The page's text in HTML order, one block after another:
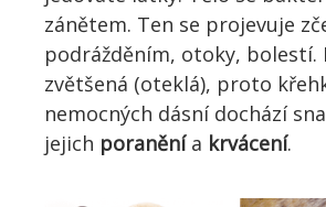
zánětem. Ten se projevuje
podrážděním, otoky, bolestí.
zvětšená (oteklá), proto
nemocných dásní dochází
jejich poraněnía krvácení.